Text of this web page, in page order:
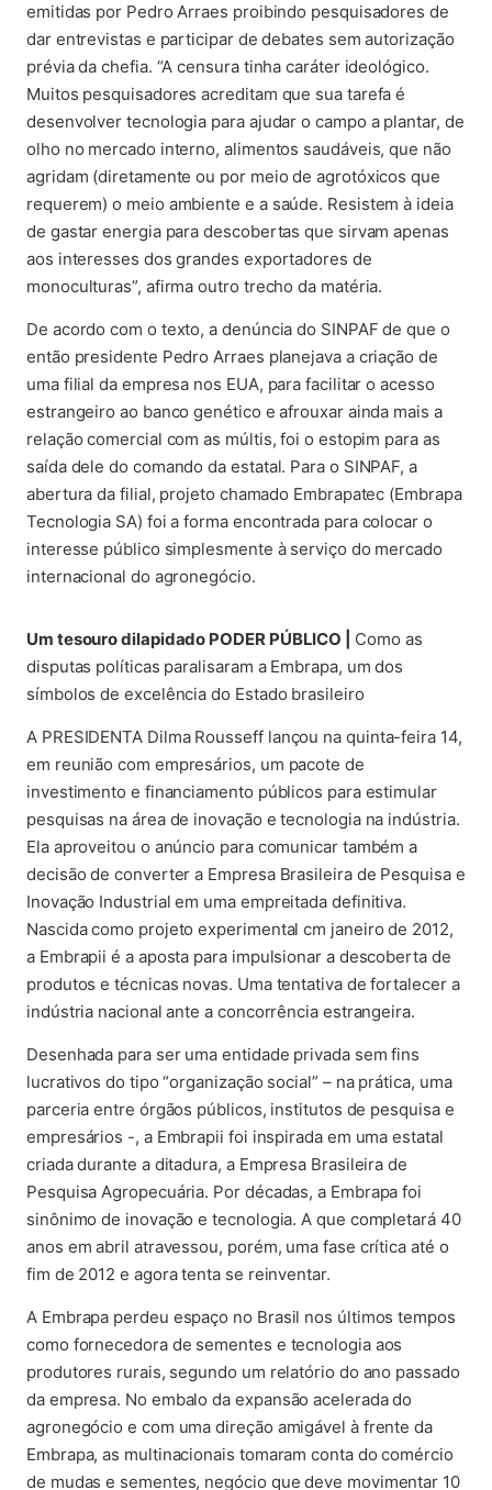
emitidas por Pedro Arraes proibindo pesquisadores de
dar entrevistas e participar de debates sem autorização
prévia da chefia. “A censura tinha caráter ideológico.
Muitos pesquisadores acreditam que sua tarefa é
desenvolver tecnologia para ajudar o campo a plantar, de
olho no mercado interno, alimentos saudáveis, que não
agridam (diretamente ou por meio de agrotóxicos que
requerem) o meio ambiente e a saúde. Resistem à ideia
de gastar energia para descobertas que sirvam apenas
aos interesses dos grandes exportadores de
monoculturas”, afirma outro trecho da matéria.
De acordo com o texto, a denúncia do SINPAF de que o
então presidente Pedro Arraes planejava a criação de
uma filial da empresa nos EUA, para facilitar o acesso
estrangeiro ao banco genético e afrouxar ainda mais a
relação comercial com as múltis, foi o estopim para as
saída dele do comando da estatal. Para o SINPAF, a
abertura da filial, projeto chamado Embrapatec (Embrapa
Tecnologia SA) foi a forma encontrada para colocar o
interesse público simplesmente à serviço do mercado
internacional do agronegócio.
(abre em nova aba)
Um tesouro dilapidado PODER PÚBLICO | Como as
disputas políticas paralisaram a Embrapa, um dos
símbolos de excelência do Estado brasileiro
A PRESIDENTA Dilma Rousseff lançou na quinta-feira 14,
em reunião com empresários, um pacote de
investimento e financiamento públicos para estimular
pesquisas na área de inovação e tecnologia na indústria.
Ela aproveitou o anúncio para comunicar também a
decisão de converter a Empresa Brasileira de Pesquisa e
Inovação Industrial em uma empreitada definitiva.
Nascida como projeto experimental cm janeiro de 2012,
a Embrapii é a aposta para impulsionar a descoberta de
produtos e técnicas novas. Uma tentativa de fortalecer a
indústria nacional ante a concorrência estrangeira.
Desenhada para ser uma entidade privada sem fins
lucrativos do tipo “organização social” – na prática, uma
parceria entre órgãos públicos, institutos de pesquisa e
empresários -, a Embrapii foi inspirada em uma estatal
criada durante a ditadura, a Empresa Brasileira de
Pesquisa Agropecuária. Por décadas, a Embrapa foi
sinônimo de inovação e tecnologia. A que completará 40
anos em abril atravessou, porém, uma fase crítica até o
fim de 2012 e agora tenta se reinventar.
A Embrapa perdeu espaço no Brasil nos últimos tempos
como fornecedora de sementes e tecnologia aos
produtores rurais, segundo um relatório do ano passado
da empresa. No embalo da expansão acelerada do
agronegócio e com uma direção amigável à frente da
Embrapa, as multinacionais tomaram conta do comércio
de mudas e sementes, negócio que deve movimentar 10